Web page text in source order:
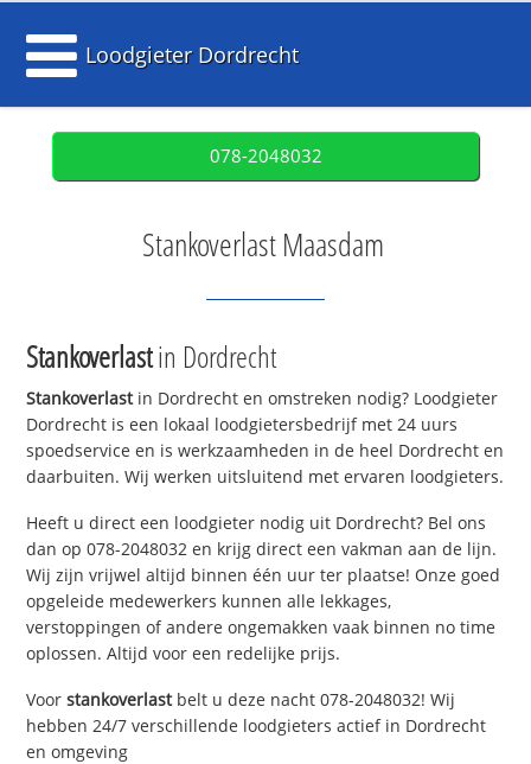
Loodgieter Dordrecht
078-2048032
Stankoverlast Maasdam
Stankoverlastin Dordrecht
Stankoverlastin Dordrecht en omstreken nodig? Loodgieter
Dordrecht is een lokaal loodgietersbedrijf met 24 uurs
spoedservice en is werkzaamheden in de heel Dordrecht en
daarbuiten. Wij werken uitsluitend met ervaren loodgieters.
Heeft u direct een loodgieter nodig uit Dordrecht? Bel ons
dan op 078-2048032 en krijg direct een vakman aan de lijn.
Wij zijn vrijwel altijd binnen één uur ter plaatse! Onze goed
opgeleide medewerkers kunnen alle lekkages,
verstoppingen of andere ongemakken vaak binnen no time
oplossen. Altijd voor een redelijke prijs.
Voorstankoverlastbelt u deze nacht 078-2048032! Wij
hebben 24/7 verschillende loodgieters actief in Dordrecht
en omgeving